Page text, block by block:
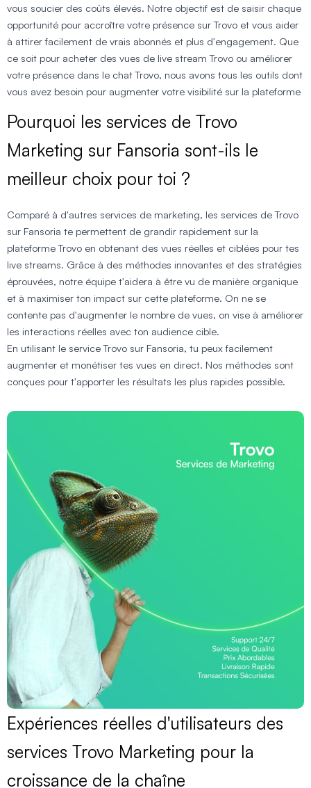
vous soucier des coûts élevés. Notre objectif est de saisir chaque
opportunité pour accroître votre présence sur Trovo et vous aider
à attirer facilement de vrais abonnés et plus d'engagement. Que
ce soit pour acheter des vues de live stream Trovo ou améliorer
votre présence dans le chat Trovo, nous avons tous les outils dont
vous avez besoin pour augmenter votre visibilité sur la plateforme
Pourquoi les services de Trovo
Marketing sur Fansoria sont-ils le
meilleur choix pour toi ?
Comparé à d'autres services de marketing, les services de Trovo
sur Fansoria te permettent de grandir rapidement sur la
plateforme Trovo en obtenant des vues réelles et ciblées pour tes
live streams. Grâce à des méthodes innovantes et des stratégies
éprouvées, notre équipe t'aidera à être vu de manière organique
et à maximiser ton impact sur cette plateforme. On ne se
contente pas d'augmenter le nombre de vues, on vise à améliorer
les interactions réelles avec ton audience cible.
En utilisant le service Trovo sur Fansoria, tu peux facilement
augmenter et monétiser tes vues en direct. Nos méthodes sont
conçues pour t'apporter les résultats les plus rapides possible.
Expériences réelles d'utilisateurs des
services Trovo Marketing pour la
croissance de la chaîne